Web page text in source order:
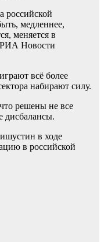
российской
медленнее,
меняется в
Новости
всё более
набирают силу.
решены не все
дисбалансы.
в ходе
в российской